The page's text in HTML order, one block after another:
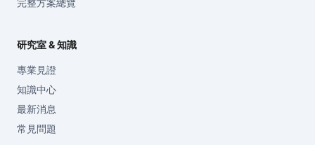
完整方案總覽
研究室 & 知識
專業見證
知識中心
最新消息
常見問題